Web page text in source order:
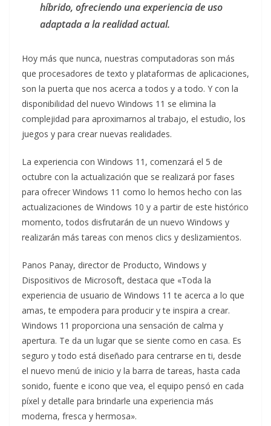
híbrido, ofreciendo una experiencia de uso
adaptada a la realidad actual.
Hoy más que nunca, nuestras computadoras son más
que procesadores de texto y plataformas de aplicaciones,
son la puerta que nos acerca a todos y a todo. Y con la
disponibilidad del nuevo Windows 11 se elimina la
complejidad para aproximarnos al trabajo, el estudio, los
juegos y para crear nuevas realidades.
La experiencia con Windows 11, comenzará el 5 de
octubre con la actualización que se realizará por fases
para ofrecer Windows 11 como lo hemos hecho con las
actualizaciones de Windows 10 y a partir de este histórico
momento, todos disfrutarán de un nuevo Windows y
realizarán más tareas con menos clics y deslizamientos.
Panos Panay, director de Producto, Windows y
Dispositivos de Microsoft, destaca que «Toda la
experiencia de usuario de Windows 11 te acerca a lo que
amas, te empodera para producir y te inspira a crear.
Windows 11 proporciona una sensación de calma y
apertura. Te da un lugar que se siente como en casa. Es
seguro y todo está diseñado para centrarse en ti, desde
el nuevo menú de inicio y la barra de tareas, hasta cada
sonido, fuente e icono que vea, el equipo pensó en cada
píxel y detalle para brindarle una experiencia más
moderna, fresca y hermosa».